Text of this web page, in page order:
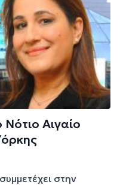
Αιγαίο
στην